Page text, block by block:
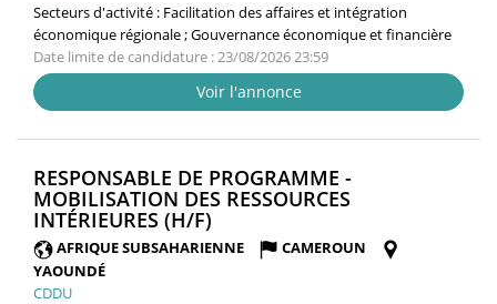
Secteurs d'activité : Facilitation des affaires et intégration
économique régionale ; Gouvernance économique et financière
Date limite de candidature : 23/08/2026 23:59
Voir l'annonce
RESPONSABLE DE PROGRAMME -
MOBILISATION DES RESSOURCES
INTÉRIEURES (H/F)
FENÊTRE)
AFRIQUE SUBSAHARIENNE
CAMEROUN
YAOUNDÉ
CDDU